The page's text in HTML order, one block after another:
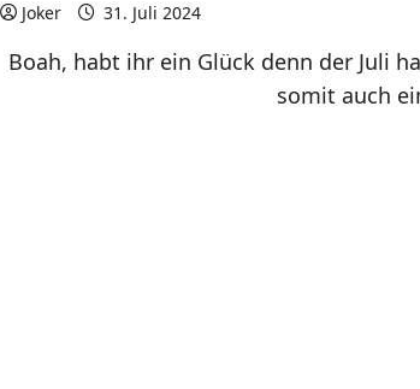
Joker 31. Juli 2024
Boah, habt ihr ein Glück denn der Juli
somit auch